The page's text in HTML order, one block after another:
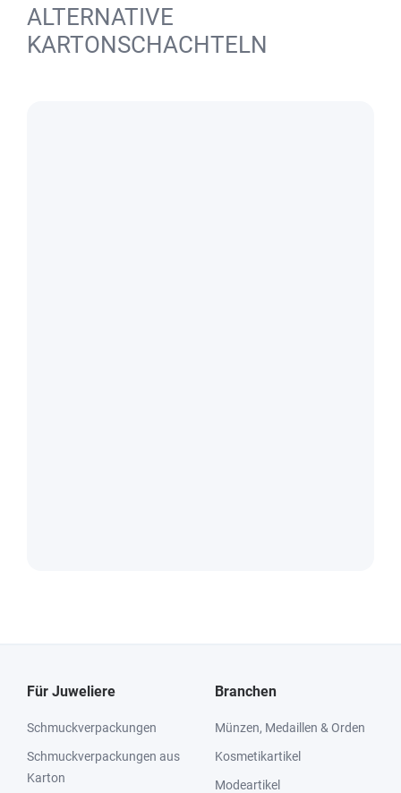
ALTERNATIVE
KARTONSCHACHTELN
Für Juweliere
Schmuckverpackungen
Schmuckverpackungen aus
Karton
Branchen
Münzen, Medaillen & Orden
Kosmetikartikel
Modeartikel